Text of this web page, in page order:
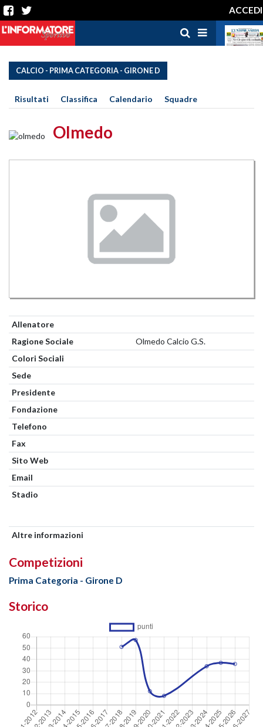
ACCEDI
CALCIO - PRIMA CATEGORIA - GIRONE D
Risultati Classifica Calendario Squadre
Olmedo
Allenatore
Ragione Sociale
Olmedo Calcio G.S.
Colori Sociali
Sede
Presidente
Fondazione
Telefono
Fax
Sito Web
Email
Stadio
Altre informazioni
Competizioni
Prima Categoria - Girone D
Storico